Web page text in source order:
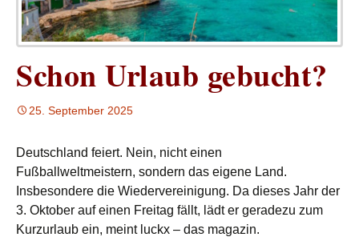
Schon Urlaub gebucht?
25. September 2025
Deutschland feiert. Nein, nicht einen
Fußballweltmeistern, sondern das eigene Land.
Insbesondere die Wiedervereinigung. Da dieses Jahr der
3. Oktober auf einen Freitag fällt, lädt er geradezu zum
Kurzurlaub ein, meint luckx – das magazin.